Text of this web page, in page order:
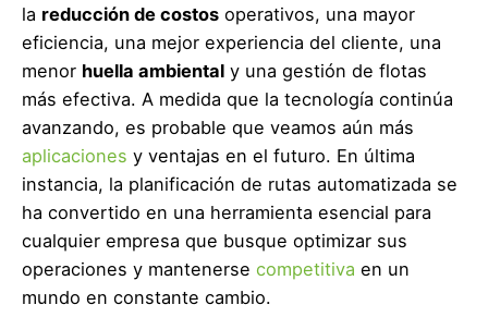
la reducción de costos operativos, una mayor
eficiencia, una mejor experiencia del cliente, una
menor huella ambiental y una gestión de flotas
más efectiva. A medida que la tecnología continúa
avanzando, es probable que veamos aún más
aplicaciones y ventajas en el futuro. En última
instancia, la planificación de rutas automatizada se
ha convertido en una herramienta esencial para
cualquier empresa que busque optimizar sus
operaciones y mantenerse competitiva en un
mundo en constante cambio.